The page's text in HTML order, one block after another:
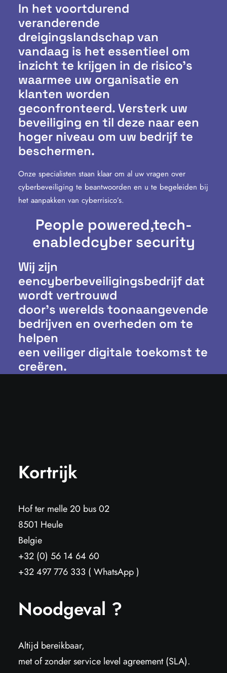
In het voortdurend
veranderende
dreigingslandschap van
vandaag is het essentieel om
inzicht te krijgen in de risico’s
waarmee uw organisatie en
klanten worden
geconfronteerd. Versterk uw
beveiliging en til deze naar een
hoger niveau om uw bedrijf te
beschermen.
Onze specialisten staan klaar om al uw vragen over
cyberbeveiliging te beantwoorden en u te begeleiden bij
het aanpakken van cyberrisico’s.
People powered,tech-
enabledcyber security
Wij zijn
eencyberbeveiligingsbedrijf dat
wordt vertrouwd
door’s werelds toonaangevende
bedrijven en overheden om te
helpen
een veiliger digitale toekomst te
creëren.
Kortrijk
Hof ter melle 20 bus 02
8501 Heule
Belgie
+32 (0) 56 14 64 60
+32 497 776 333 ( WhatsApp )
Noodgeval ?
Altijd bereikbaar,
met of zonder service level agreement (SLA).